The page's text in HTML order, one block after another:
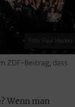
Foto: Paul Meckes
ZDF-Beitrag, dass
Wenn man